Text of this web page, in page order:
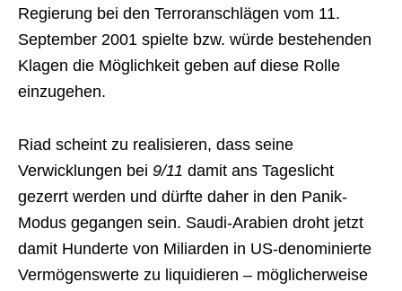
Regierung bei den Terroranschlägen vom 11.
September 2001 spielte bzw. würde bestehenden
Klagen die Möglichkeit geben auf diese Rolle
einzugehen.
Riad scheint zu realisieren, dass seine
Verwicklungen bei 9/11 damit ans Tageslicht
gezerrt werden und dürfte daher in den Panik-
Modus gegangen sein. Saudi-Arabien droht jetzt
damit Hunderte von Miliarden in US-denominierte
Vermögenswerte zu liquidieren – möglicherweise